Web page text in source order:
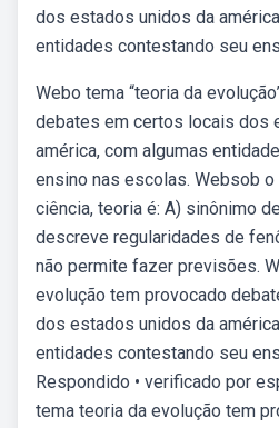
dos estados unidos da
entidades contestando seu
Webo tema “teoria da
debates em certos locais dos
américa, com algumas
ensino nas escolas. Websob
ciência, teoria é: A) sinônimo
descreve regularidades de
não permite fazer previsões.
evolução tem provocado
dos estados unidos da
entidades contestando seu
Respondido • verificado por
tema teoria da evolução tem